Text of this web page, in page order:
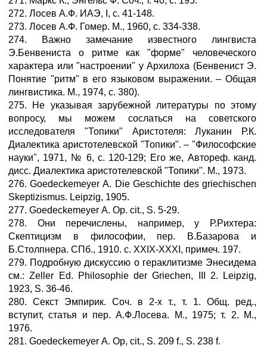
272. Лосев А.Ф. ИАЭ, I, с. 41-148.
273. Лосев А.Ф. Гомер. М., 1960, с. 334-338.
274. Важно замечание известного лингвиста
Э.Бенвениста о ритме как "форме" человеческого
характера или "настроении" у Архилоха (Бенвенист Э.
Понятие "ритм" в его языковом выражении. – Общая
лингвистика. М., 1974, с. 380).
275. Не указывая зарубежной литературы по этому
вопросу, мы можем сослаться на советского
исследователя "Топики" Аристотеля: Луканин Р.К.
Диалектика аристотелевской "Топики". – "Философские
науки", 1971, № 6, с. 120-129; Его же, Автореф. канд.
дисс. Диалектика аристотелевской "Топики". М., 1973.
276. Goedeckemeyer А. Die Geschichte des griechischen
Skeptizismus. Leipzig, 1905.
277. Goedeckemeyer А. Ор. cit., S. 5-29.
278. Они перечислены, например, у Р.Рихтера:
Скептицизм в философии, пер. В.Базарова и
Б.Столпнера. СПб., 1910. с. XXIX-XXXI, примеч. 197.
279. Подробную дискуссию о гераклитизме Энесидема
см.: Zeller Ed. Philosophie der Griechen, III 2. Leipzig,
1923, S. 36-46.
280. Секст Эмпирик. Соч. в 2-х т., т. 1. Общ. ред.,
вступит, статья и пер. А.Ф.Лосева. М., 1975; т. 2. М.,
1976.
281. Goedeckemeyer А. Ор, cit., S. 209 f., S. 238 f.